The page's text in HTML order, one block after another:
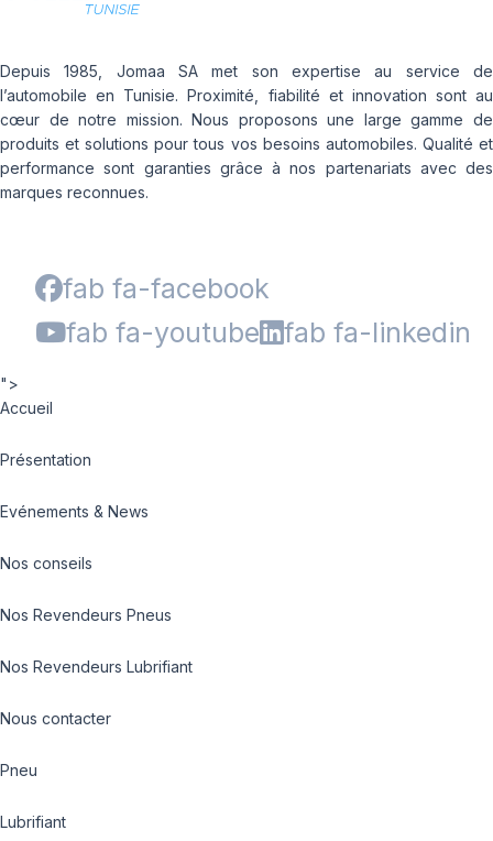
Depuis 1985, Jomaa SA met son expertise au service de
l’automobile en Tunisie. Proximité, fiabilité et innovation sont au
cœur de notre mission. Nous proposons une large gamme de
produits et solutions pour tous vos besoins automobiles. Qualité et
performance sont garanties grâce à nos partenariats avec des
marques reconnues.
fab fa-facebook
fab fa-youtube
fab fa-linkedin
">
Accueil
Présentation
Evénements & News
Nos conseils
Nos Revendeurs Pneus
Nos Revendeurs Lubrifiant
Nous contacter
Pneu
Lubrifiant